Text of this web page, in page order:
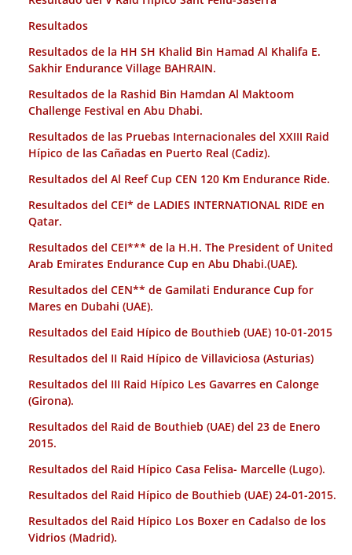
Resultados
Resultados de la HH SH Khalid Bin Hamad Al Khalifa E.
Sakhir Endurance Village BAHRAIN.
Resultados de la Rashid Bin Hamdan Al Maktoom
Challenge Festival en Abu Dhabi.
Resultados de las Pruebas Internacionales del XXIII Raid
Hípico de las Cañadas en Puerto Real (Cadiz).
Resultados del Al Reef Cup CEN 120 Km Endurance Ride.
Resultados del CEI* de LADIES INTERNATIONAL RIDE en
Qatar.
Resultados del CEI*** de la H.H. The President of United
Arab Emirates Endurance Cup en Abu Dhabi.(UAE).
Resultados del CEN** de Gamilati Endurance Cup for
Mares en Dubahi (UAE).
Resultados del Eaid Hípico de Bouthieb (UAE) 10-01-2015
Resultados del II Raid Hípico de Villaviciosa (Asturias)
Resultados del III Raid Hípico Les Gavarres en Calonge
(Girona).
Resultados del Raid de Bouthieb (UAE) del 23 de Enero
2015.
Resultados del Raid Hípico Casa Felisa- Marcelle (Lugo).
Resultados del Raid Hípico de Bouthieb (UAE) 24-01-2015.
Resultados del Raid Hípico Los Boxer en Cadalso de los
Vidrios (Madrid).